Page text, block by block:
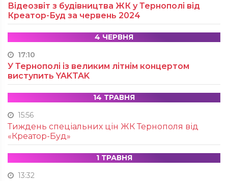
Відеозвіт з будівництва ЖК у Тернополі від
Креатор-Буд за червень 2024
4 ЧЕРВНЯ
17:10
У Тернополі із великим літнім концертом
виступить YAKTAK
14 ТРАВНЯ
15:56
Тиждень спеціальних цін ЖК Тернополя від
«Креатор-Буд»
1 ТРАВНЯ
13:32